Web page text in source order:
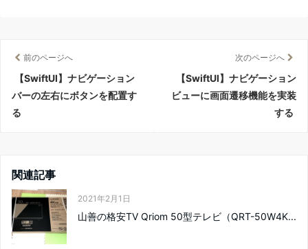
前のページへ
【SwiftUI】ナビゲーション
バーの左右にボタンを配置す
る
次のページへ
【SwiftUI】ナビゲーション
ビューに画面遷移機能を実装
する
関連記事
2021年2月1日
山善の格安TV Qriom 50型テレビ（QRT-50W4K...